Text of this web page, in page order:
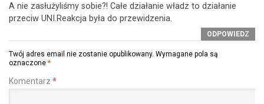
A nie zasłużyliśmy sobie?! Całe działanie władz to działanie
przeciw UNI.Reakcja była do przewidzenia.
ODPOWIEDZ
Twój adres email nie zostanie opublikowany. Wymagane pola są
oznaczone *
Komentarz *